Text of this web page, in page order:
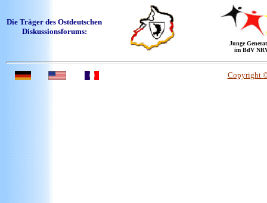
Die Träger des Ostdeutschen
Diskussionsforums:
Junge
im BdV
Copyright